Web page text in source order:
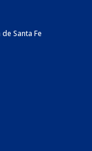
Santa Fe